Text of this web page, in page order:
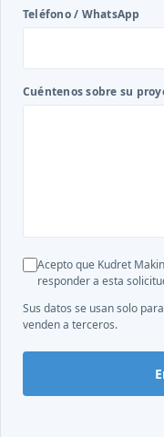
Teléfono / WhatsApp
Cuéntenos sobre su
Acepto que Kudret
responder a esta
Sus datos se usan solo
venden a terceros.